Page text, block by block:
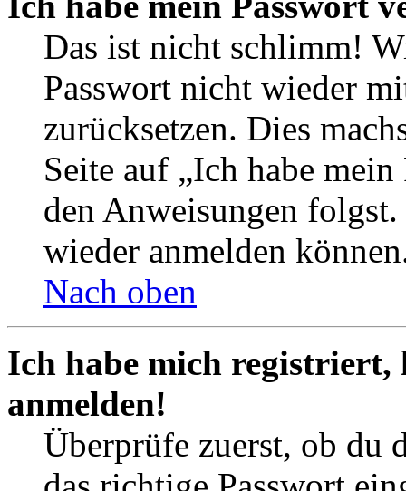
Das ist nicht schlimm!
Passwort nicht wieder
zurücksetzen. Dies
Seite auf „Ich habe
den Anweisungen
wieder anmelden
Nach oben
Ich habe mich
anmelden!
Überprüfe zuerst, ob du